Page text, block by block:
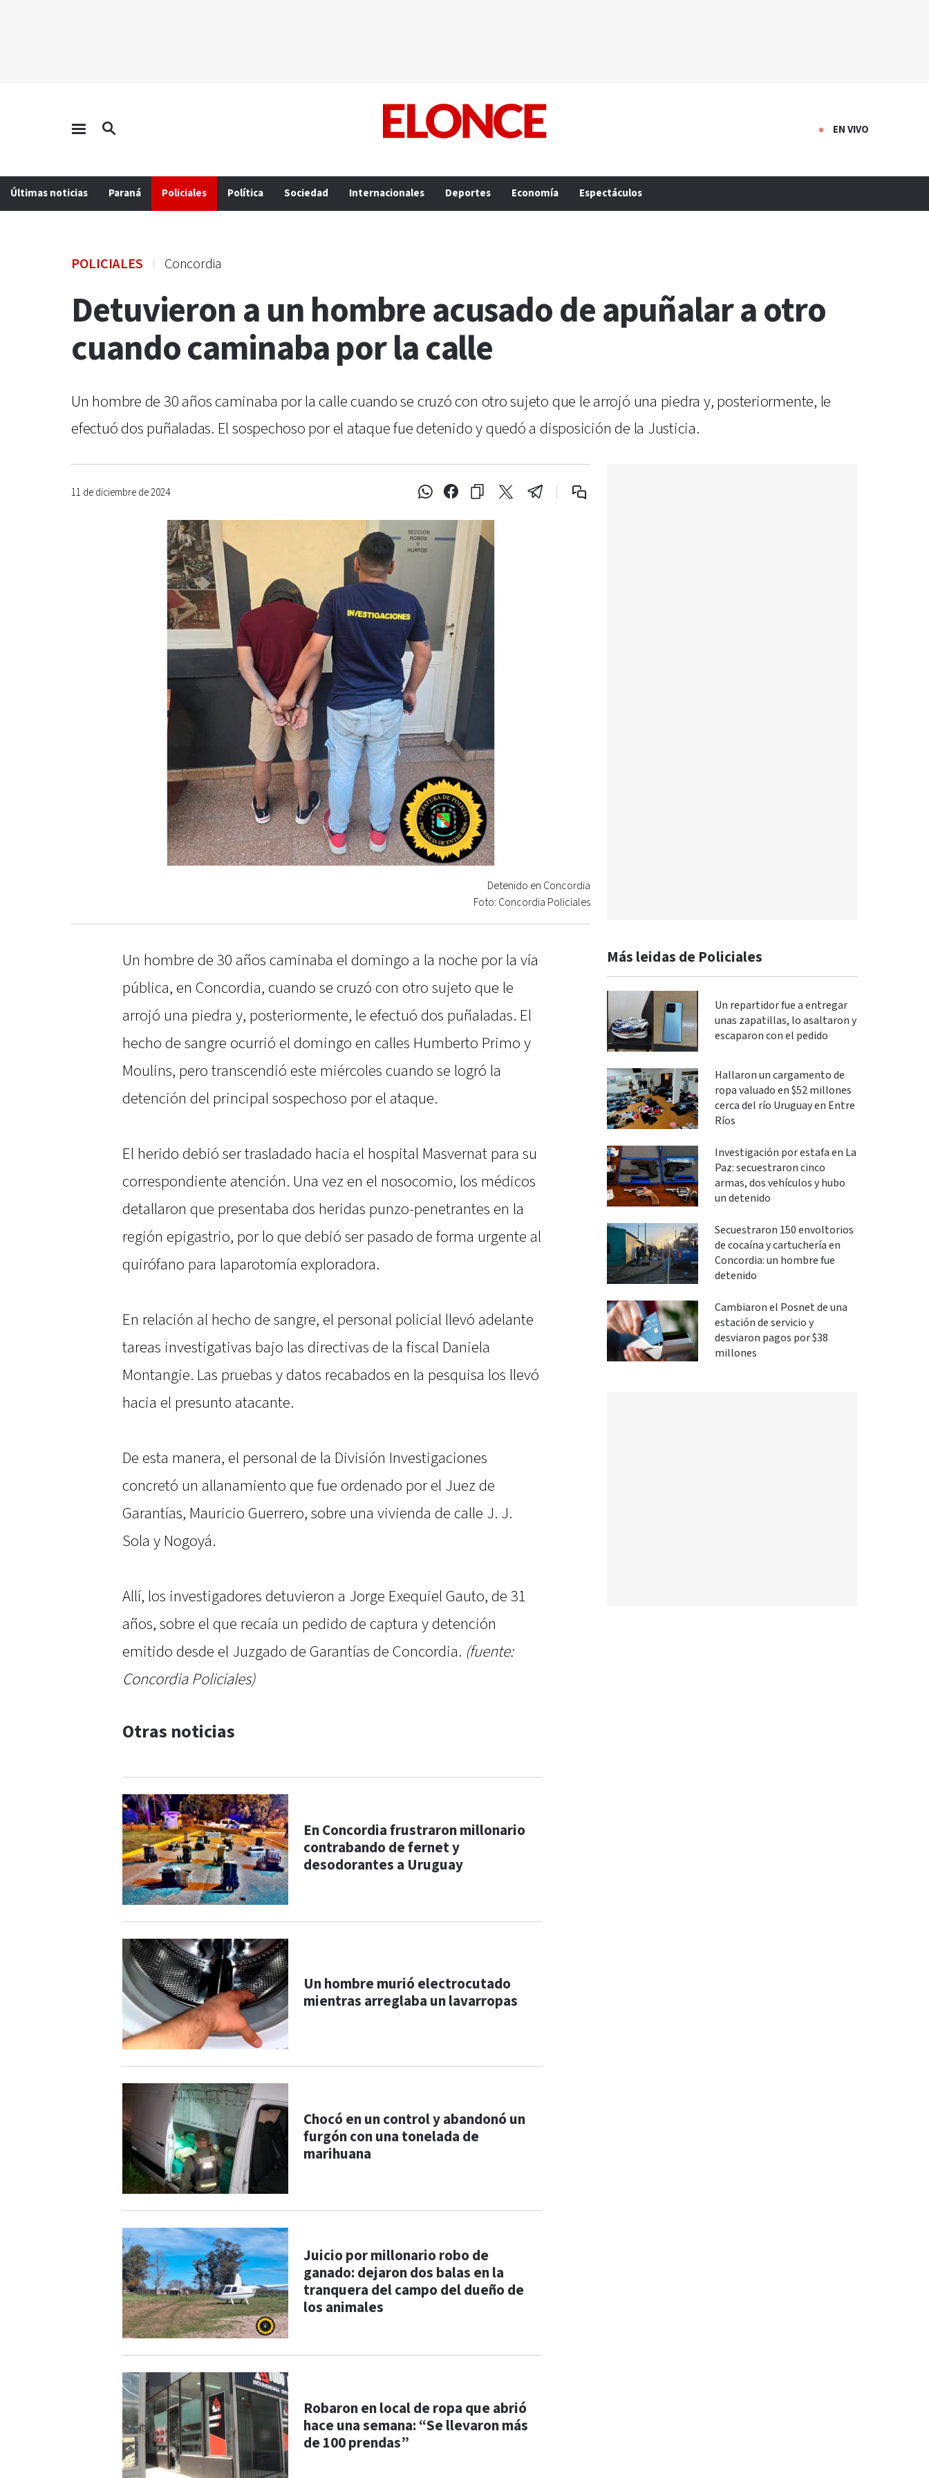
EN VIVO
Últimas noticias Paraná Policiales Política Sociedad Internacionales Deportes Economía Espectáculos
POLICIALES Concordia
Detuvieron a un hombre acusado de apuñalar a otro
cuando caminaba por la calle
Un hombre de 30 años caminaba por la calle cuando se cruzó con otro sujeto que le arrojó una piedra y, posteriormente, le
efectuó dos puñaladas. El sospechoso por el ataque fue detenido y quedó a disposición de la Justicia.
11 de diciembre de 2024
Detenido en Concordia
Foto: Concordia Policiales
Un hombre de 30 años caminaba el domingo a la noche por la vía
pública, en Concordia, cuando se cruzó con otro sujeto que le
arrojó una piedra y, posteriormente, le efectuó dos puñaladas. El
hecho de sangre ocurrió el domingo en calles Humberto Primo y
Moulins, pero transcendió este miércoles cuando se logró la
detención del principal sospechoso por el ataque.
El herido debió ser trasladado hacia el hospital Masvernat para su
correspondiente atención. Una vez en el nosocomio, los médicos
detallaron que presentaba dos heridas punzo-penetrantes en la
región epigastrio, por lo que debió ser pasado de forma urgente al
quirófano para laparotomía exploradora.
En relación al hecho de sangre, el personal policial llevó adelante
tareas investigativas bajo las directivas de la fiscal Daniela
Montangie. Las pruebas y datos recabados en la pesquisa los llevó
hacia el presunto atacante.
De esta manera, el personal de la División Investigaciones
concretó un allanamiento que fue ordenado por el Juez de
Garantías, Mauricio Guerrero, sobre una vivienda de calle J. J.
Sola y Nogoyá.
Allí, los investigadores detuvieron a Jorge Exequiel Gauto, de 31
años, sobre el que recaía un pedido de captura y detención
emitido desde el Juzgado de Garantías de Concordia. (fuente:
Concordia Policiales)
Otras noticias
En Concordia frustraron millonario
contrabando de fernet y
desodorantes a Uruguay
Un hombre murió electrocutado
mientras arreglaba un lavarropas
Chocó en un control y abandonó un
furgón con una tonelada de
marihuana
Juicio por millonario robo de
ganado: dejaron dos balas en la
tranquera del campo del dueño de
los animales
Robaron en local de ropa que abrió
hace una semana: “Se llevaron más
de 100 prendas”
Más leidas de Policiales
Un repartidor fue a entregar
unas zapatillas, lo asaltaron y
escaparon con el pedido
Hallaron un cargamento de
ropa valuado en $52 millones
cerca del río Uruguay en Entre
Ríos
Investigación por estafa en La
Paz: secuestraron cinco
armas, dos vehículos y hubo
un detenido
Secuestraron 150 envoltorios
de cocaína y cartuchería en
Concordia: un hombre fue
detenido
Cambiaron el Posnet de una
estación de servicio y
desviaron pagos por $38
millones